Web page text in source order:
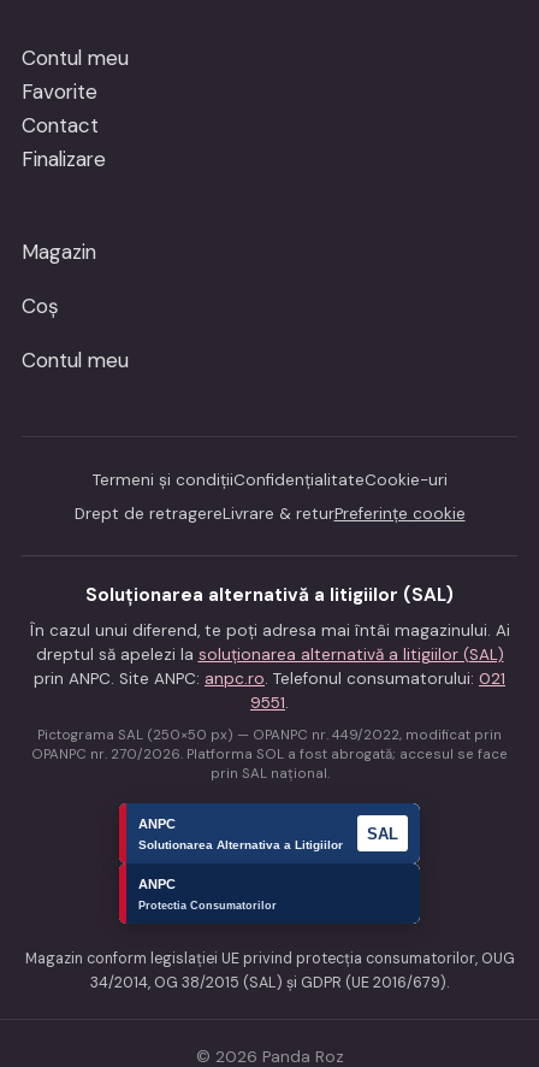
Contul meu
Favorite
Contact
Finalizare
Magazin
Coș
Contul meu
Termeni și condițiiConfidențialitateCookie-uri
Drept de retragereLivrare & returPreferințe cookie
Soluționarea alternativă a litigiilor (SAL)
În cazul unui diferend, te poți adresa mai întâi magazinului. Ai
dreptul să apelezi la soluționarea alternativă a litigiilor (SAL)
prin ANPC. Site ANPC: anpc.ro. Telefonul consumatorului: 021
9551.
Pictograma SAL (250×50 px) — OPANPC nr. 449/2022, modificat prin
OPANPC nr. 270/2026. Platforma SOL a fost abrogată; accesul se face
prin SAL național.
Magazin conform legislației UE privind protecția consumatorilor, OUG
34/2014, OG 38/2015 (SAL) și GDPR (UE 2016/679).
© 2026 Panda Roz